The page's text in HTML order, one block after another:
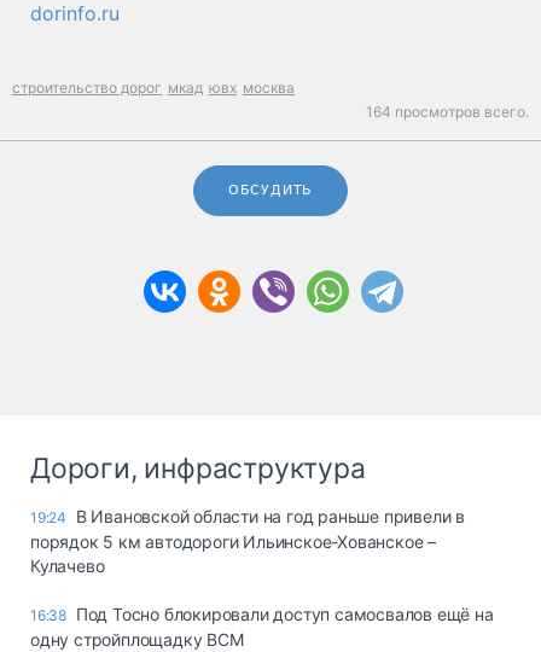
dorinfo.ru
строительство дорог мкад ювх москва
164 просмотров всего.
ОБСУДИТЬ
Дороги, инфраструктура
19:24
В Ивановской области на год раньше привели в
порядок 5 км автодороги Ильинское-Хованское –
Кулачево
16:38 Под Тосно блокировали доступ самосвалов ещё на
одну стройплощадку ВСМ